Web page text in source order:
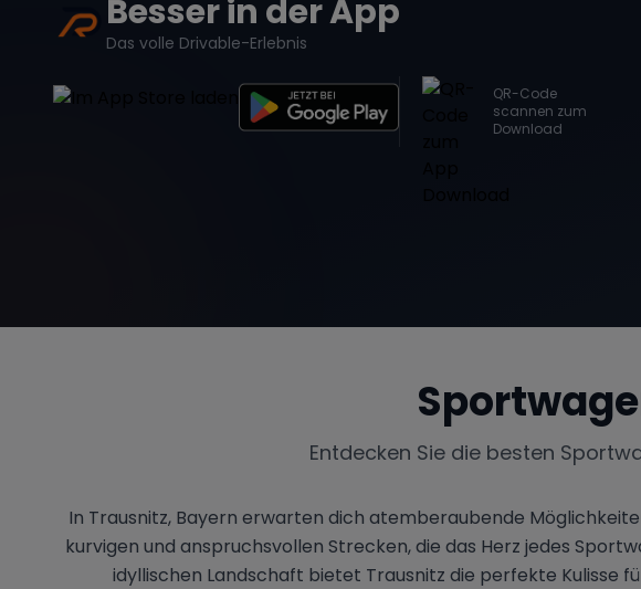
Besser in der App
Das volle Drivable-Erlebnis
QR-Code
scannen zum
Download
Entdecken Sie die besten
In Trausnitz, Bayern erwarten dich atemberaubende
kurvigen und anspruchsvollen Strecken, die das Herz jedes
idyllischen Landschaft bietet Trausnitz die perfekte Kulisse